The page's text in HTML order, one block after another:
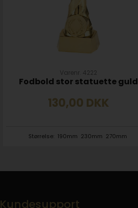
Varenr. 4222
Fodbold stor statuette guld
130,00 DKK
Størrelse: 190mm 230mm 270mm
Kundesupport